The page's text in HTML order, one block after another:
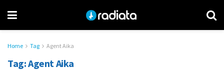
Home Tag Agent Aika
Tag:Agent Aika